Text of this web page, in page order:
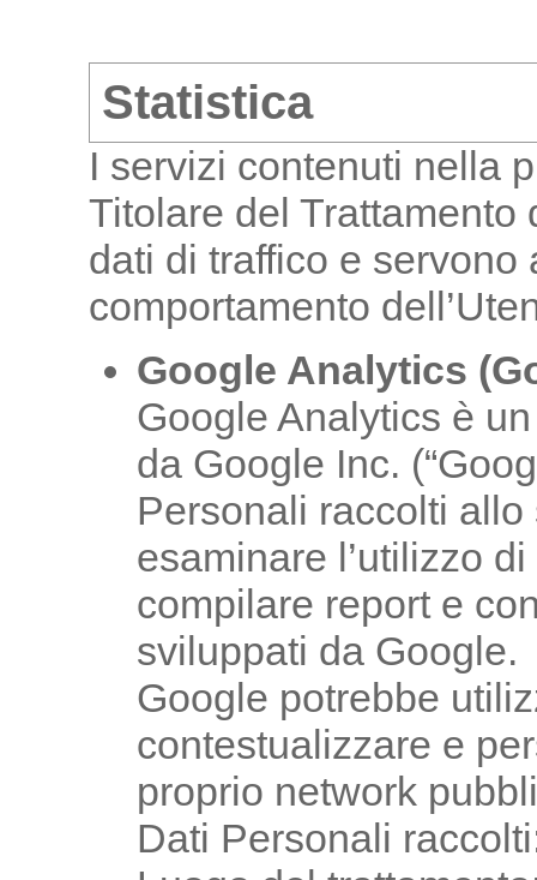
Statistica
I servizi contenuti nella
Titolare del
dati di traffico e servono
comportamento
Google Analytics
Google Analytics è
da Google Inc.
Personali raccolti
esaminare l’utilizzo
compilare report e
sviluppati da Google.
Google potrebbe
contestualizzare e
proprio network
Dati Personali